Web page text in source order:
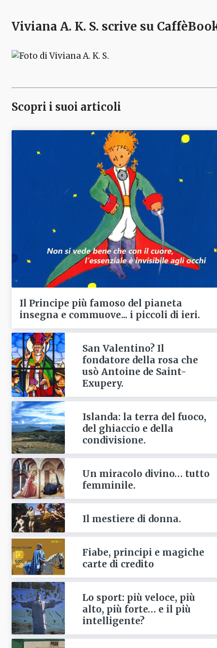
Viviana A. K. S. scrive su
Scopri i suoi articoli
Il Principe più famoso del pianeta
insegna e commuove... i piccoli di ieri.
San Valentino? Il
fondatore della rosa che
usò Antoine de Saint-
Exupery.
Islanda: la terra del fuoco,
del ghiaccio e della
condivisione.
Un miracolo divino… tutto
femminile.
Il mestiere di donna.
Fiabe, principi e magiche
carte di credito
Lo sport: più veloce, più
alto, più forte… e il più
intelligente?